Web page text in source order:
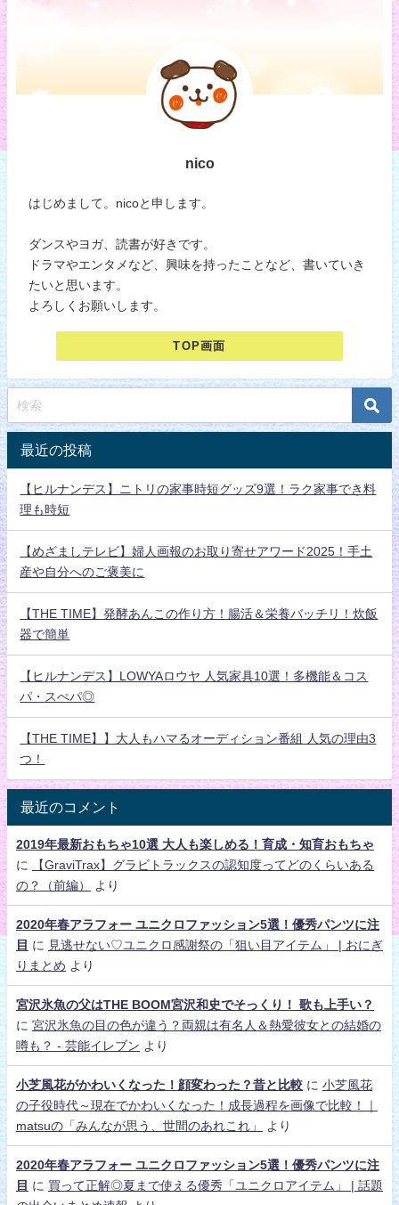
nico
はじめまして。nicoと申します。
ダンスやヨガ、読書が好きです。
ドラマやエンタメなど、興味を持ったことなど、書いていき
たいと思います。
よろしくお願いします。
TOP画面
最近の投稿
【ヒルナンデス】ニトリの家事時短グッズ9選！ラク家事でき料
理も時短
【めざましテレビ】婦人画報のお取り寄せアワード2025！手土
産や自分へのご褒美に
【THE TIME】発酵あんこの作り方！腸活＆栄養バッチリ！炊飯
器で簡単
【ヒルナンデス】LOWYAロウヤ 人気家具10選！多機能＆コス
パ・スぺパ◎
【THE TIME】】大人もハマるオーディション番組 人気の理由3
つ！
最近のコメント
2019年最新おもちゃ10選 大人も楽しめる！育成・知育おもちゃ
に
【GraviTrax】グラビトラックスの認知度ってどのくらいある
の？（前編）
より
2020年春アラフォー ユニクロファッション5選！優秀パンツに注
目 に
見逃せない♡ユニクロ感謝祭の「狙い目アイテム」 | おにぎ
りまとめ より
宮沢氷魚の父はTHE BOOM宮沢和史でそっくり！ 歌も上手い？
に 宮沢氷魚の目の色が違う？両親は有名人＆熱愛彼女との結婚の
噂も？ - 芸能イレブン より
小芝風花がかわいくなった！顔変わった？昔と比較 に 小芝風花
の子役時代～現在でかわいくなった！成長過程を画像で比較！｜
matsuの「みんなが思う、世間のあれこれ」
より
2020年春アラフォー ユニクロファッション5選！優秀パンツに注
目 に 買って正解◎夏まで使える優秀「ユニクロアイテム」 | 話題